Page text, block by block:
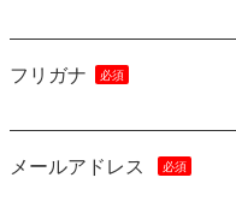
フリガナ
メールアドレス